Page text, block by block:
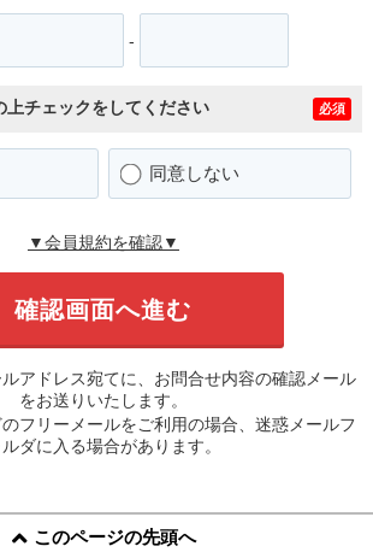
-
上チェックをしてください 必須
同意しない
▼会員規約を確認▼
アドレス宛てに、お問合せ内容の確認メール
をお送りいたします。
フリーメールをご利用の場合、迷惑メールフ
ルダに入る場合があります。
このページの先頭へ